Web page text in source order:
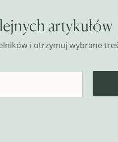
artykułów
i otrzymuj wybrane